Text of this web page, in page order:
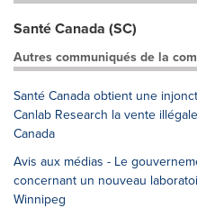
Santé Canada (SC)
Autres communiqués de la
Santé Canada obtient une
Canlab Research la vente
Canada
Avis aux médias - Le
concernant un nouveau
Winnipeg